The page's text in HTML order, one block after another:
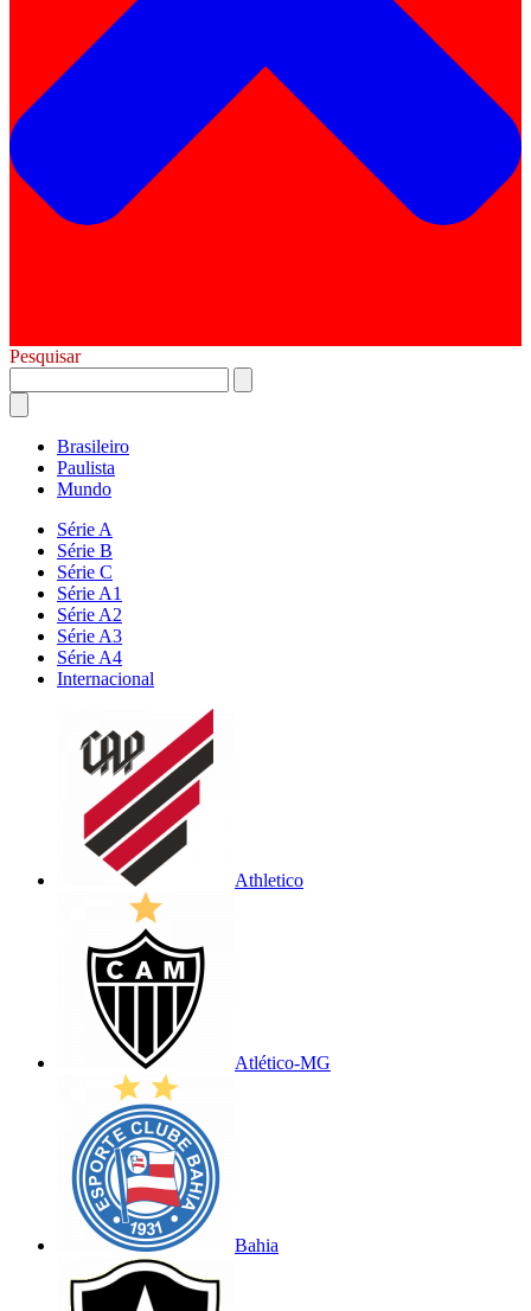
Pesquisar
Brasileiro
Paulista
Mundo
Série A
Série B
Série C
Série A1
Série A2
Série A3
Série A4
Internacional
Athletico
Atlético-MG
Bahia